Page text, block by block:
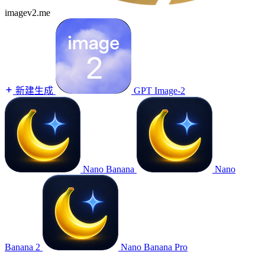
imagev2.me
新建生成 GPT Image-2
Nano Banana Nano
Banana 2
Nano Banana Pro